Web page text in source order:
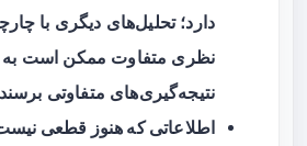
دارد؛ تحلیل‌های دیگری با
نظری متفاوت ممکن است به
نتیجه‌گیری‌های متفاوتی
اطلاعاتی که هنوز قطعی